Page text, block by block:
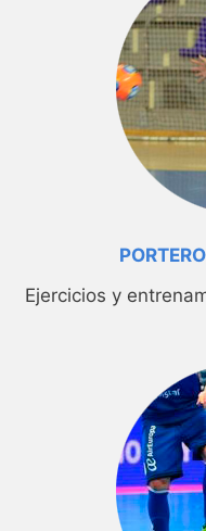
Ejercicios y